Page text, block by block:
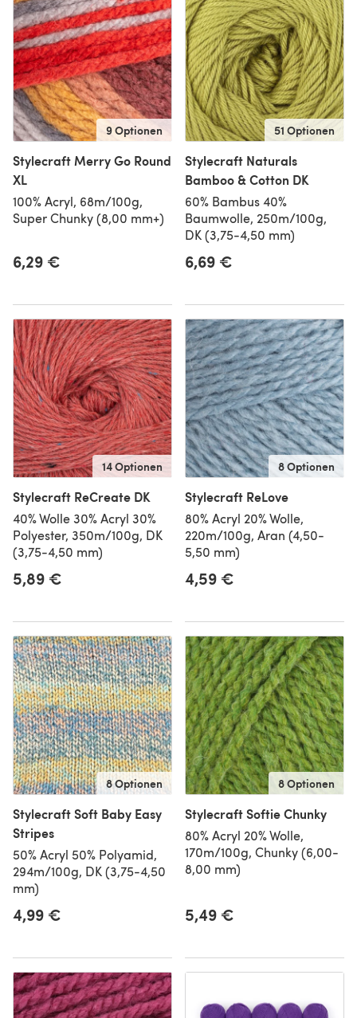
9 Optionen
Stylecraft Merry Go Round
XL
100% Acryl, 68m/100g,
Super Chunky (8,00 mm+)
6,29 €
51 Optionen
Stylecraft Naturals
Bamboo & Cotton DK
60% Bambus 40%
Baumwolle, 250m/100g,
DK (3,75-4,50 mm)
6,69 €
14 Optionen
Stylecraft ReCreate DK
40% Wolle 30% Acryl 30%
Polyester, 350m/100g, DK
(3,75-4,50 mm)
5,89 €
8 Optionen
Stylecraft ReLove
80% Acryl 20% Wolle,
220m/100g, Aran (4,50-
5,50 mm)
4,59 €
8 Optionen
Stylecraft Soft Baby Easy
Stripes
50% Acryl 50% Polyamid,
294m/100g, DK (3,75-4,50
mm)
4,99 €
8 Optionen
Stylecraft Softie Chunky
80% Acryl 20% Wolle,
170m/100g, Chunky (6,00-
8,00 mm)
5,49 €